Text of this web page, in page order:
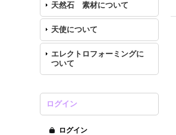
天然石 素材について
天使について
エレクトロフォーミングに
ついて
ログイン
ログイン